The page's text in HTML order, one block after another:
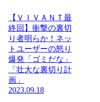
【ＶＩＶＡＮＴ最
終回】衝撃の裏切
り者明らか！ネッ
トユーザーの怒り
爆発「ゴミだな」
「壮大な裏切り計
画」
2023.09.18